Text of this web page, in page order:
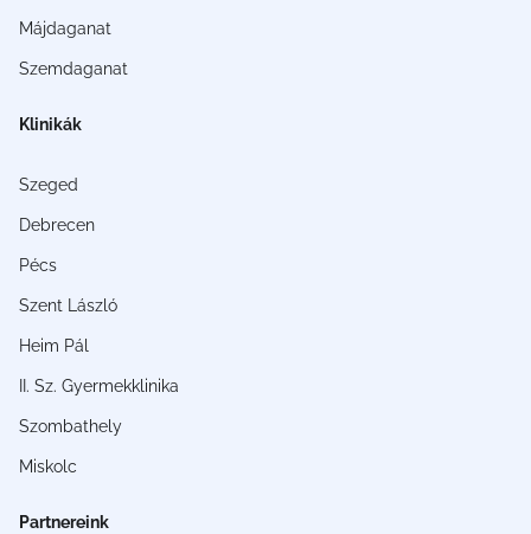
Májdaganat
Szemdaganat
Klinikák
Szeged
Debrecen
Pécs
Szent László
Heim Pál
II. Sz. Gyermekklinika
Szombathely
Miskolc
Partnereink